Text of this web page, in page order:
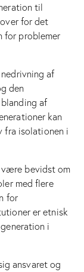
til
for det
for problemer
af
den
af
kan
fra isolationen i
være bevidst om
med flere
for
er etnisk
i
ansvaret og